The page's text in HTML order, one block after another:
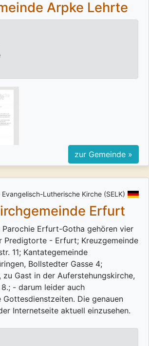
Arpke Lehrte
zur Gemeinde »
Lutherische Kirche (SELK)
Erfurt
Parochie Erfurt-Gotha gehören vier
Predigtorte - Erfurt; Kreuzgemeinde
11; Kantategemeinde
Bollstedter Gasse 4;
Gast in der Auferstehungskirche,
- darum leider auch
Gottesdienstzeiten. Die genauen
Internetseite aktuell einzusehen.